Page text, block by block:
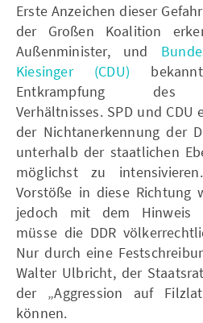
Erste Anzeichen dieser
der Großen Koalition
Außenminister, und
Kiesinger (CDU)
Entkrampfung des
Verhältnisses. SPD und
der Nichtanerkennung der
unterhalb der staatlichen
möglichst zu
Vorstöße in diese Richtung
jedoch mit dem Hinweis
müsse die DDR
Nur durch eine
Walter Ulbricht, der
der „Aggression auf
können.